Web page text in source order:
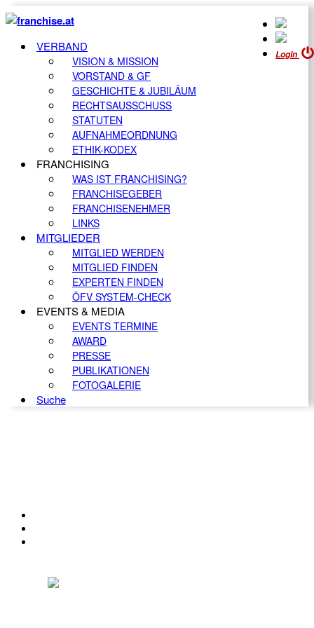
Login
VERBAND
VISION & MISSION
VORSTAND & GF
GESCHICHTE & JUBILÄUM
RECHTSAUSSCHUSS
STATUTEN
AUFNAHMEORDNUNG
ETHIK-KODEX
FRANCHISING
WAS IST FRANCHISING?
FRANCHISEGEBER
FRANCHISENEHMER
LINKS
MITGLIEDER
MITGLIED WERDEN
MITGLIED FINDEN
EXPERTEN FINDEN
ÖFV SYSTEM-CHECK
EVENTS & MEDIA
EVENTS TERMINE
AWARD
PRESSE
PUBLIKATIONEN
FOTOGALERIE
Suche